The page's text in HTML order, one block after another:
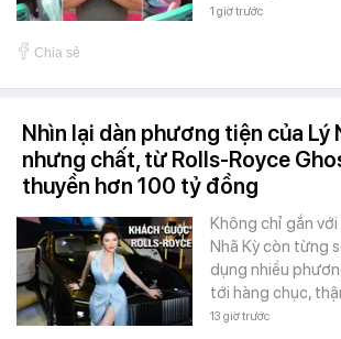
1 giờ trước
Chia sẻ
Nhìn lại dàn phương tiện của Lý
nhưng chất, từ Rolls-Royce
thuyền hơn 100 tỷ đồng
Không chỉ gắn với
Nhã Kỳ còn từng
dụng nhiều
tới hàng chục,
13 giờ trước